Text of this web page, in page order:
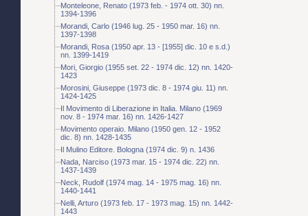
Monteleone, Renato (1973 feb. - 1974 ott. 30) nn.
1394-1396
Morandi, Carlo (1946 lug. 25 - 1950 mar. 16) nn.
1397-1398
Morandi, Rosa (1950 apr. 13 - [1955] dic. 10 e s.d.)
nn. 1399-1419
Mori, Giorgio (1955 set. 22 - 1974 dic. 12) nn. 1420-
1423
Morosini, Giuseppe (1973 dic. 8 - 1974 giu. 11) nn.
1424-1425
Il Movimento di Liberazione in Italia. Milano (1969
nov. 8 - 1974 mar. 16) nn. 1426-1427
Movimento operaio. Milano (1950 gen. 12 - 1952
dic. 8) nn. 1428-1435
Il Mulino Editore. Bologna (1974 dic. 9) n. 1436
Nada, Narciso (1973 mar. 15 - 1974 dic. 22) nn.
1437-1439
Neck, Rudolf (1974 mag. 14 - 1975 mag. 16) nn.
1440-1441
Nelli, Arturo (1973 feb. 17 - 1973 mag. 15) nn. 1442-
1443